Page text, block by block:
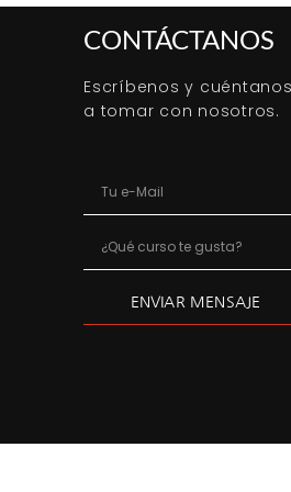
CONTÁCTANOS
Escríbenos y
a tomar con nosotros.
ENVIAR MENSAJE